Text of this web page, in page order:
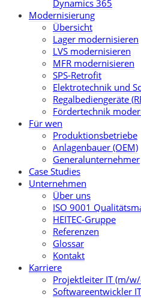
Dynamics 365
Modernisierung
Übersicht
Lager modernisieren
LVS modernisieren
MFR modernisieren
SPS-Retrofit
Elektrotechnik und
Regalbediengeräte
Fördertechnik
Für wen
Produktionsbetriebe
Anlagenbauer (OEM)
Generalunternehmer
Case Studies
Unternehmen
Über uns
ISO 9001
HEITEC-Gruppe
Referenzen
Glossar
Kontakt
Karriere
Projektleiter IT (m/
Softwareentwickler